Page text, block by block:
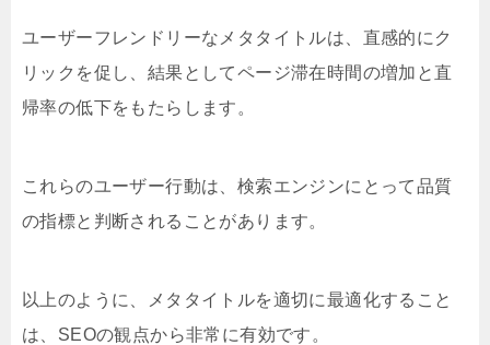
ユーザーフレンドリーなメタタイトルは、直感的にク
リックを促し、結果としてページ滞在時間の増加と直
帰率の低下をもたらします。
これらのユーザー行動は、検索エンジンにとって品質
の指標と判断されることがあります。
以上のように、メタタイトルを適切に最適化すること
は、SEOの観点から非常に有効です。